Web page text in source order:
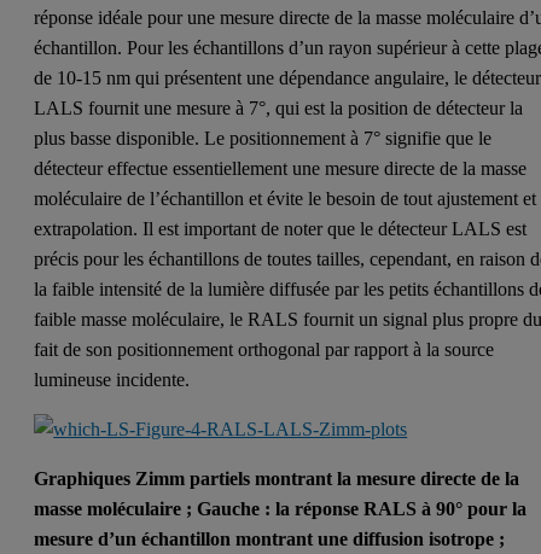
réponse idéale pour une mesure directe de la masse moléculaire
échantillon. Pour les échantillons d’un rayon supérieur à cette
de 10-15 nm qui présentent une dépendance angulaire, le détecteur
LALS fournit une mesure à 7°, qui est la position de détecteur la
plus basse disponible. Le positionnement à 7° signifie que le
détecteur effectue essentiellement une mesure directe de la masse
moléculaire de l’échantillon et évite le besoin de tout ajustement et
extrapolation. Il est important de noter que le détecteur LALS est
précis pour les échantillons de toutes tailles, cependant, en raison
la faible intensité de la lumière diffusée par les petits échantillons
faible masse moléculaire, le RALS fournit un signal plus propre
fait de son positionnement orthogonal par rapport à la source
lumineuse incidente.
Graphiques Zimm partiels montrant la mesure directe de la
masse moléculaire ; Gauche : la réponse RALS à 90° pour la
mesure d’un échantillon montrant une diffusion isotrope ;